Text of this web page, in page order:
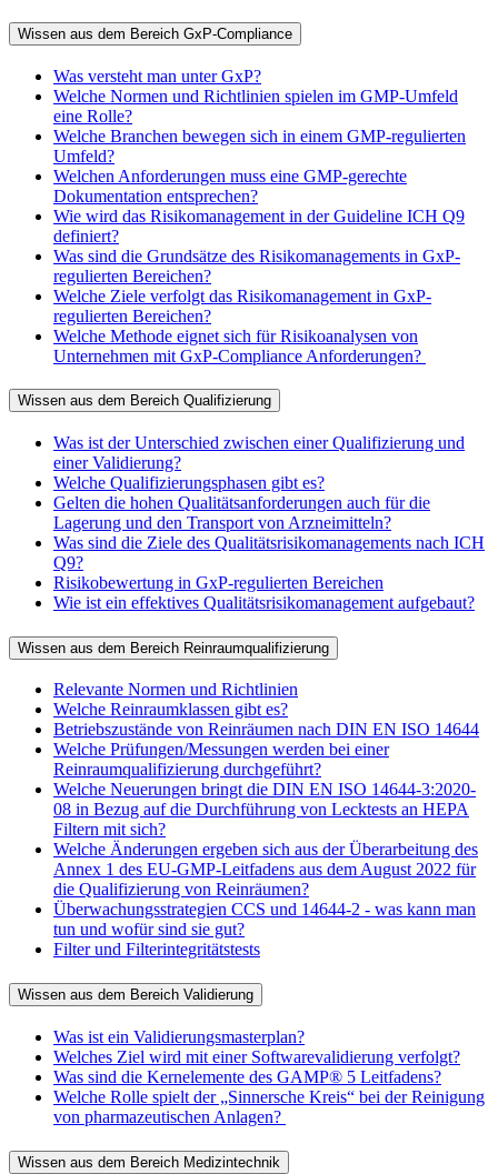
Wissen aus dem Bereich GxP-Compliance
Was versteht man unter GxP?
Welche Normen und Richtlinien spielen im GMP-Umfeld
eine Rolle?
Welche Branchen bewegen sich in einem GMP-regulierten
Umfeld?
Welchen Anforderungen muss eine GMP-gerechte
Dokumentation entsprechen?
Wie wird das Risikomanagement in der Guideline ICH Q9
definiert?
Was sind die Grundsätze des Risikomanagements in GxP-
regulierten Bereichen?
Welche Ziele verfolgt das Risikomanagement in GxP-
regulierten Bereichen?
Welche Methode eignet sich für Risikoanalysen von
Unternehmen mit GxP-Compliance Anforderungen?
Wissen aus dem Bereich Qualifizierung
Was ist der Unterschied zwischen einer Qualifizierung und
einer Validierung?
Welche Qualifizierungsphasen gibt es?
Gelten die hohen Qualitätsanforderungen auch für die
Lagerung und den Transport von Arzneimitteln?
Was sind die Ziele des Qualitätsrisikomanagements nach ICH
Q9?
Risikobewertung in GxP-regulierten Bereichen
Wie ist ein effektives Qualitätsrisikomanagement aufgebaut?
Wissen aus dem Bereich Reinraumqualifizierung
Relevante Normen und Richtlinien
Welche Reinraumklassen gibt es?
Betriebszustände von Reinräumen nach DIN EN ISO 14644
Welche Prüfungen/Messungen werden bei einer
Reinraumqualifizierung durchgeführt?
Welche Neuerungen bringt die DIN EN ISO 14644-3:2020-
08 in Bezug auf die Durchführung von Lecktests an HEPA
Filtern mit sich?
Welche Änderungen ergeben sich aus der Überarbeitung des
Annex 1 des EU-GMP-Leitfadens aus dem August 2022 für
die Qualifizierung von Reinräumen?
Überwachungsstrategien CCS und 14644-2 - was kann man
tun und wofür sind sie gut?
Filter und Filterintegritätstests
Wissen aus dem Bereich Validierung
Was ist ein Validierungsmasterplan?
Welches Ziel wird mit einer Softwarevalidierung verfolgt?
Was sind die Kernelemente des GAMP® 5 Leitfadens?
Welche Rolle spielt der „Sinnersche Kreis“ bei der Reinigung
von pharmazeutischen Anlagen?
Wissen aus dem Bereich Medizintechnik